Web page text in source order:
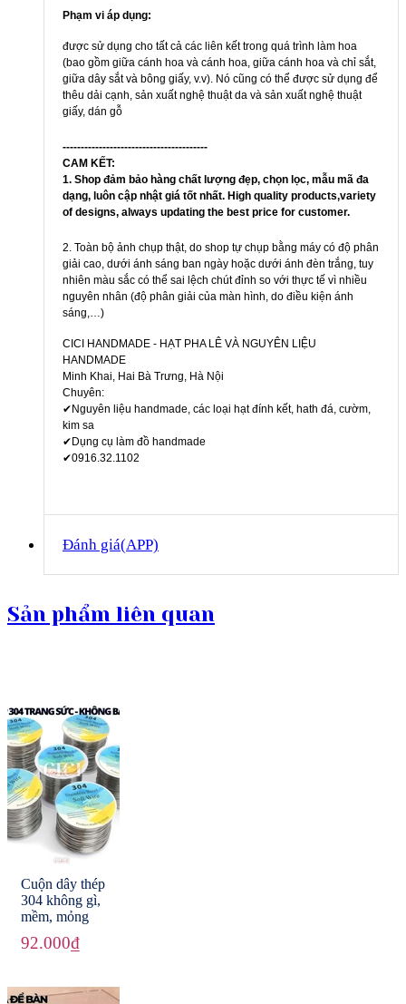
Phạm vi áp dụng:
được sử dụng cho tất cả các liên kết trong quá trình làm hoa
(bao gồm giữa cánh hoa và cánh hoa, giữa cánh hoa và chỉ sắt,
giữa dây sắt và bông giấy, v.v). Nó cũng có thể được sử dụng để
thêu dải cạnh, sản xuất nghệ thuật da và sản xuất nghệ thuật
giấy, dán gỗ
----------------------------------------
CAM KẾT:
1. Shop đảm bảo hàng chất lượng đẹp, chọn lọc, mẫu mã đa
dạng, luôn cập nhật giá tốt nhất. High quality products,variety
of designs, always updating the best price for customer.
2. Toàn bộ ảnh chụp thật, do shop tự chụp bằng máy có độ phân
giải cao, dưới ánh sáng ban ngày hoặc dưới ánh đèn trắng, tuy
nhiên màu sắc có thể sai lệch chút đỉnh so với thực tế vì nhiều
nguyên nhân (độ phân giải của màn hình, do điều kiện ánh
sáng,…)
CICI HANDMADE - HẠT PHA LÊ VÀ NGUYÊN LIỆU
HANDMADE
Minh Khai, Hai Bà Trưng, Hà Nội
Chuyên:
✔Nguyên liệu handmade, các loại hạt đính kết, hath đá, cườm,
kim sa
✔Dụng cụ làm đồ handmade
✔0916.32.1102
Đánh giá(APP)
Sản phẩm liên quan
Cuộn dây thép
304 không gì,
mềm, mỏng
92.000₫